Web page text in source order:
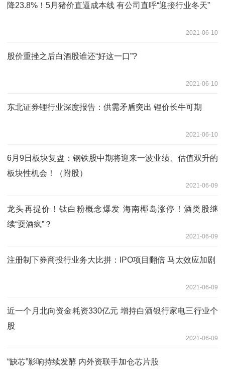
降23.8%！5月猪价直逼成本线 有公司直呼“迎接行业冬天”
2021-06-10
股价重挫之后白酒股谁还“好这一口”?
2021-06-10
东北证券锂行业深度报告：供需矛盾突出 锂价长牛可期
2021-06-10
6月9日板块复盘：钢铁股中期将迎来一波业绩、估值双升的
板块性机会！（附股）
2021-06-09
龙头再提价！钛白粉概念爆发 海南椰岛涨停！酒类股继
续“耍酒疯”？
2021-06-09
注册制下券商投行业务大比拼：IPO项目翻倍 马太效应加剧
2021-06-09
近一个月北向资金耗资330亿元 增持白酒银行家电三行业个
股
2021-06-09
“缺芯”影响持续发酵 内外资联手加仓芯片股